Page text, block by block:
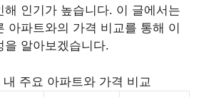
해 인기가 높습니다. 이 글에서는
아파트와의 가격 비교를 통해 이
을 알아보겠습니다.
내 주요 아파트와 가격 비교